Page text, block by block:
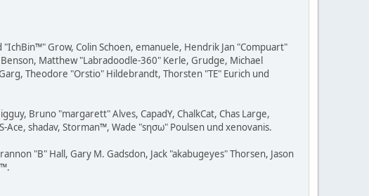
Grow, Colin Schoen, emanuele, Hendrik Jan "Compuart"
Benson, Matthew "Labradoodle-360" Kerle, Grudge, Michael
Theodore "Orstio" Hildebrandt, Thorsten "TE" Eurich und
Bruno "margarett" Alves, CapadY, ChalkCat, Chas Large,
Ace, shadav, Storman™, Wade "sησω" Poulsen und xenovanis.
"B" Hall, Gary M. Gadsdon, Jack "akabugeyes" Thorsen, Jason